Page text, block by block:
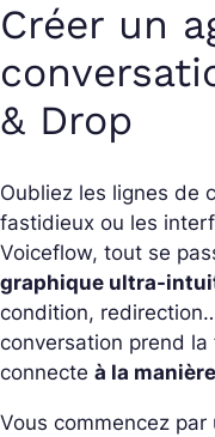
Créer un
& Drop
Oubliez les lignes de
fastidieux ou les
Voiceflow, tout se
graphique ultra-
condition,
conversation prend la
connecte à la
Vous commencez